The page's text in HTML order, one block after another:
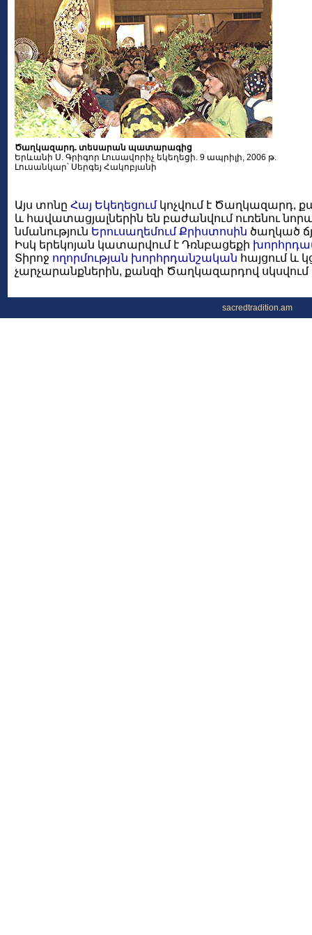
Ծաղկազարդ. տեսարան պատարագից
Երևանի Ս. Գրիգոր Լուսավորիչ եկեղեցի. 9 ապրիլի, 2006 թ.
Լուսանկար՝ Սերգեյ Հակոբյանի
Այս տոնը Հայ Եկեղեցումկոչվում է Ծաղկազարդ,
և հավատացյալներին են բաժանվում ուռենու
նմանություն Երուսաղեմում Քրիստոսին ծաղկած
Իսկ երեկոյան կատարվում է Դռնբացեքի
Տիրոջ ողորմության խորհրդանշական հայցում և
չարչարանքներին, քանզի Ծաղկազարդով սկսվում
sacredtradition.am